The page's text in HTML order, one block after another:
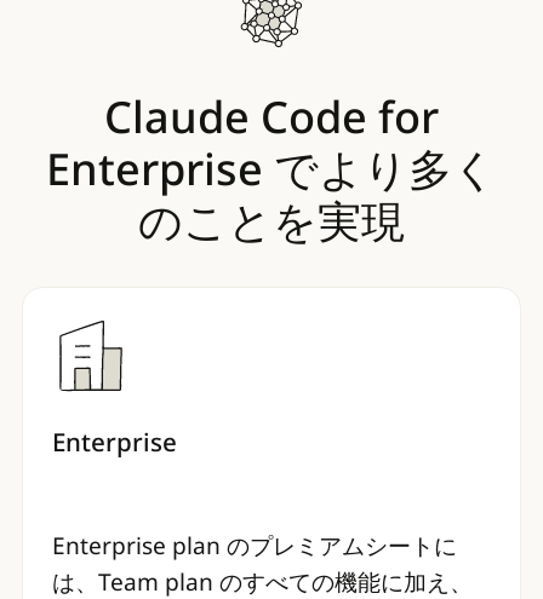
Claude Code for
Enterprise でより多く
のことを実現
Enterprise
Enterprise plan のプレミアムシートに
は、Team plan のすべての機能に加え、